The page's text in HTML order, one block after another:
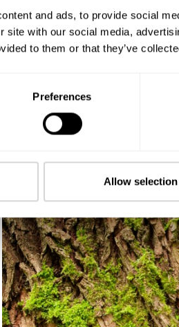
and ads, to provide social
site with our social media,
to them or that they’ve
Preferences
Allow selection